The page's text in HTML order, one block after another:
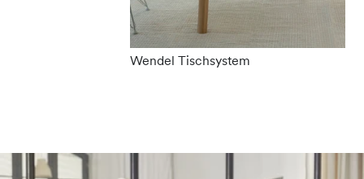
Wendel Tischsystem